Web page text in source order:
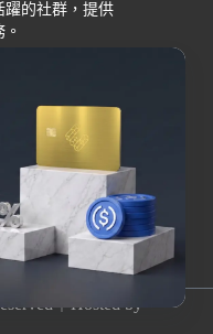
躍的社群，提供
交易所
Bybit
OKX
HOYA BIT
其他
｜Hosted by